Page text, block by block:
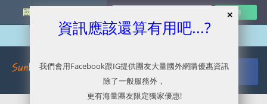
國外網購最新資訊
資訊應該還算有用吧...?
我們會用Facebook跟IG提供團友大量國外網購優惠資訊
除了一般服務外，
更有海量團友限定獨家優惠!